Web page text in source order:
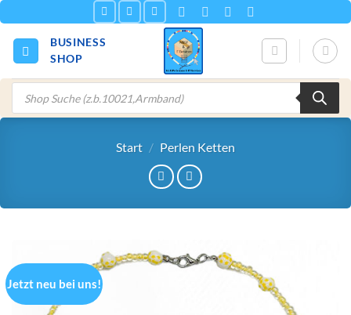
Inhalt
springen
BUSINESS
SHOP
Products
search
Start / Perlen Ketten
Jetzt neu bei uns!